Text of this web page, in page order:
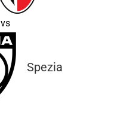
vs
Spezia